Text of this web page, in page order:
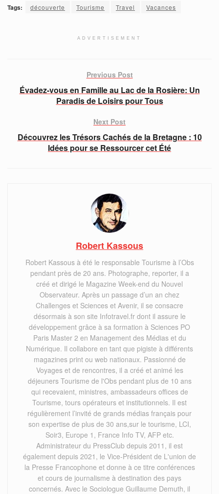
Tags: découverte Tourisme Travel Vacances
ADVERTISEMENT
Previous Post
Évadez-vous en Famille au Lac de la Rosière: Un
Paradis de Loisirs pour Tous
Next Post
Découvrez les Trésors Cachés de la Bretagne : 10
Idées pour se Ressourcer cet Été
Robert Kassous
Robert Kassous à été le responsable Tourisme à l’Obs
pendant près de 20 ans. Photographe, reporter, il a
créé et dirigé le Magazine Week-end du Nouvel
Observateur. Après un passage d’un an chez
Challenges et Sciences et Avenir, il se consacre
désormais à son site Infotravel.fr dont il assure le
développement grâce à sa formation à Sciences PO
Paris Master 2 en Management des Médias et du
Numérique. Il collabore en tant que pigiste à différents
magazines print ou web nationaux. Passionné de
Voyages et de rencontres, il a créé et animé les
déjeuners Tourisme de l'Obs pendant plus de 10 ans
qui recevaient, ministres, ambassadeurs offices de
Tourisme, tours opérateurs et institutionnels. Il est
régulièrement l’invité de grands médias français pour
son expertise de plus de 30 ans,sur le tourisme, LCI,
Soir3, Europe 1, France Info TV, AFP etc.
Administrateur du PressClub depuis 2011, il est
également depuis 2021, le Vice-Président de L'union de
la Presse Francophone et donne à ce titre conférences
et cours de journalisme à destination des pays
concernés. Avec le Sociologue Guillaume Demuth, il